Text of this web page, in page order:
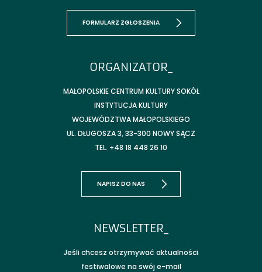
FORMULARZ ZGŁOSZENIA
ORGANIZATOR_
MAŁOPOLSKIE CENTRUM KULTURY SOKÓŁ
INSTYTUCJA KULTURY
WOJEWÓDZTWA MAŁOPOLSKIEGO
UL. DŁUGOSZA 3, 33-300 NOWY SĄCZ
TEL. +48 18 448 26 10
NAPISZ DO NAS
NEWSLETTER_
Jeśli chcesz otrzymywać aktualności
festiwalowe na swój e-mail